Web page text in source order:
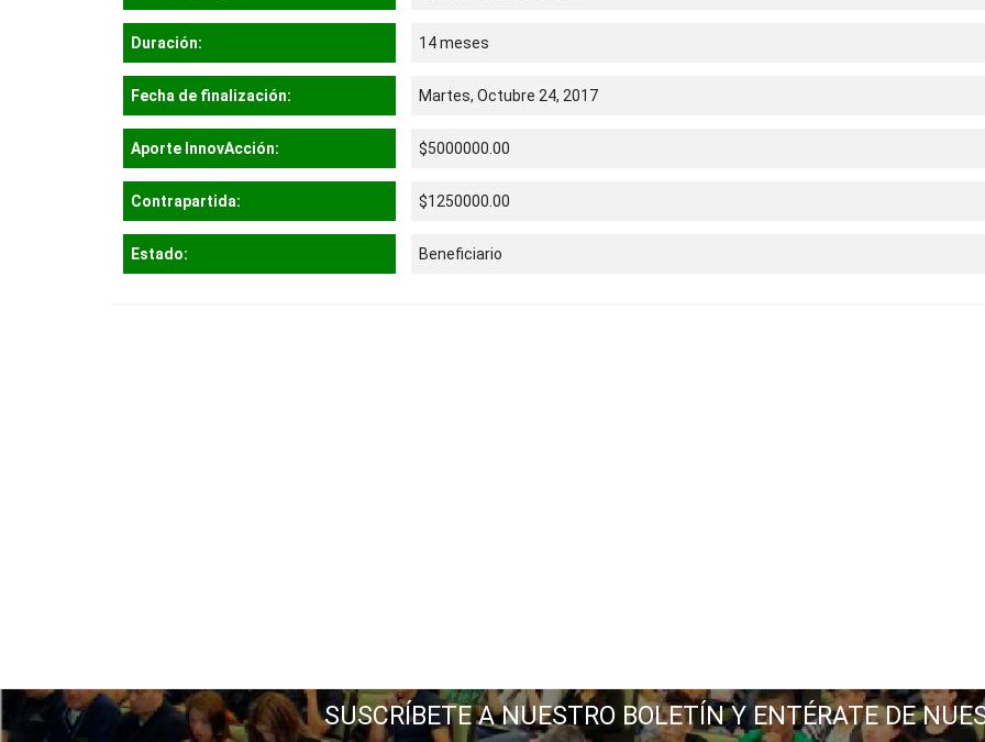
Duración: 14 meses
Fecha de finalización: Martes, Octubre 24, 2017
Aporte InnovAcción: $5000000.00
Contrapartida: $1250000.00
Estado: Beneficiario
SUSCRÍBETE A NUESTRO BOLETÍN Y ENTÉRATE DE